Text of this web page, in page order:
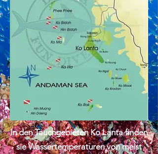
In den Tauchgebieten Ko Lanta finden
sie Wassertemperaturen von meist